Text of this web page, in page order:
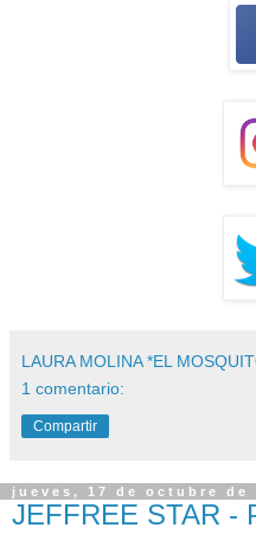
LAURA MOLINA *EL
1 comentario:
Compartir
jueves, 17 de octubre de
JEFFREE STAR -